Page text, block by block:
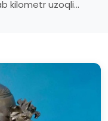
kilometr uzoqli...